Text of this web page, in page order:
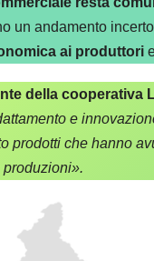
un andamento
ai produttori
della
e
prodotti che hanno